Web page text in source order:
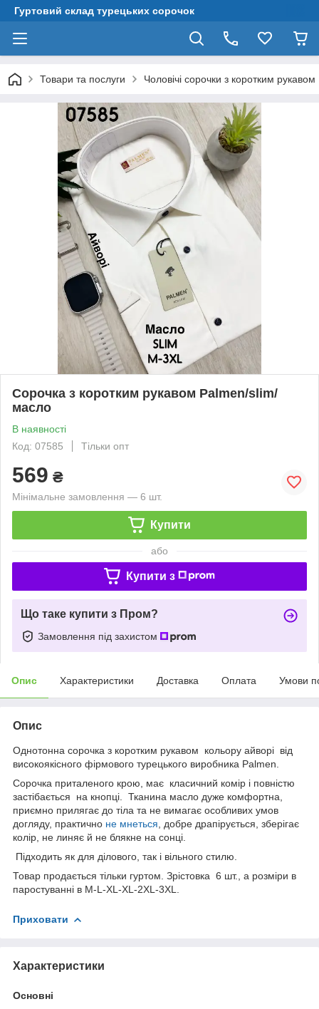
Гуртовий склад турецьких сорочок
Товари та послуги Чоловічі сорочки з коротким рукавом
Сорочка з коротким рукавом Palmen/slim/
масло
В наявності
Код: 07585
Тільки опт
569 ₴
Мінімальне замовлення — 6 шт.
Купити
або
Купити з
Що таке купити з Пром?
Замовлення під захистом
Опис Характеристики Доставка Оплата Умови
Опис
Однотонна сорочка з коротким рукавом кольору айворі від
високоякісного фірмового турецького виробника Palmen.
Сорочка приталеного крою, має класичний комір і повністю
застібається на кнопці. Тканина масло дуже комфортна,
приємно прилягає до тіла та не вимагає особливих умов
догляду, практично не мнеться , добре драпірується, зберігає
колір, не линяє й не блякне на сонці.
Підходить як для ділового, так і вільного стилю.
Товар продається тільки гуртом. Зрістовка 6 шт., а розміри в
паростуванні в M-L-XL-XL-2XL-3XL.
Приховати
Характеристики
Основні